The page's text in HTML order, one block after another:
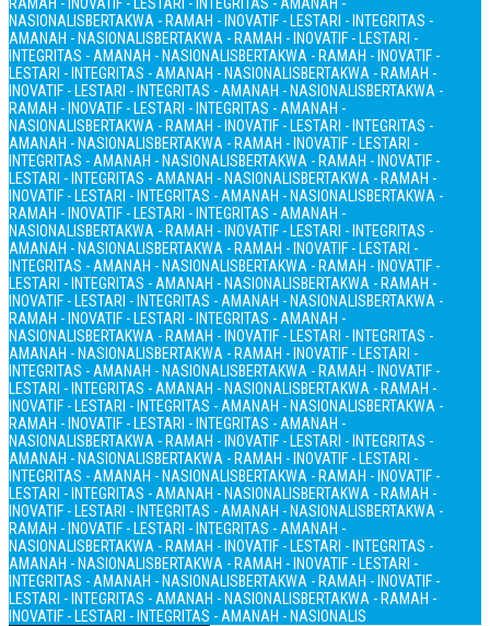
NASIONALISBERTAKWA - RAMAH - INOVATIF - LESTARI - INTEGRITAS -
AMANAH - NASIONALISBERTAKWA - RAMAH - INOVATIF - LESTARI -
INTEGRITAS - AMANAH - NASIONALISBERTAKWA - RAMAH - INOVATIF -
LESTARI - INTEGRITAS - AMANAH - NASIONALISBERTAKWA - RAMAH -
INOVATIF - LESTARI - INTEGRITAS - AMANAH - NASIONALISBERTAKWA -
RAMAH - INOVATIF - LESTARI - INTEGRITAS - AMANAH -
NASIONALISBERTAKWA - RAMAH - INOVATIF - LESTARI - INTEGRITAS -
AMANAH - NASIONALISBERTAKWA - RAMAH - INOVATIF - LESTARI -
INTEGRITAS - AMANAH - NASIONALISBERTAKWA - RAMAH - INOVATIF -
LESTARI - INTEGRITAS - AMANAH - NASIONALISBERTAKWA - RAMAH -
INOVATIF - LESTARI - INTEGRITAS - AMANAH - NASIONALISBERTAKWA -
RAMAH - INOVATIF - LESTARI - INTEGRITAS - AMANAH -
NASIONALISBERTAKWA - RAMAH - INOVATIF - LESTARI - INTEGRITAS -
AMANAH - NASIONALISBERTAKWA - RAMAH - INOVATIF - LESTARI -
INTEGRITAS - AMANAH - NASIONALISBERTAKWA - RAMAH - INOVATIF -
LESTARI - INTEGRITAS - AMANAH - NASIONALISBERTAKWA - RAMAH -
INOVATIF - LESTARI - INTEGRITAS - AMANAH - NASIONALISBERTAKWA -
RAMAH - INOVATIF - LESTARI - INTEGRITAS - AMANAH -
NASIONALISBERTAKWA - RAMAH - INOVATIF - LESTARI - INTEGRITAS -
AMANAH - NASIONALISBERTAKWA - RAMAH - INOVATIF - LESTARI -
INTEGRITAS - AMANAH - NASIONALISBERTAKWA - RAMAH - INOVATIF -
LESTARI - INTEGRITAS - AMANAH - NASIONALISBERTAKWA - RAMAH -
INOVATIF - LESTARI - INTEGRITAS - AMANAH - NASIONALISBERTAKWA -
RAMAH - INOVATIF - LESTARI - INTEGRITAS - AMANAH -
NASIONALISBERTAKWA - RAMAH - INOVATIF - LESTARI - INTEGRITAS -
AMANAH - NASIONALISBERTAKWA - RAMAH - INOVATIF - LESTARI -
INTEGRITAS - AMANAH - NASIONALISBERTAKWA - RAMAH - INOVATIF -
LESTARI - INTEGRITAS - AMANAH - NASIONALISBERTAKWA - RAMAH -
INOVATIF - LESTARI - INTEGRITAS - AMANAH - NASIONALISBERTAKWA -
RAMAH - INOVATIF - LESTARI - INTEGRITAS - AMANAH -
NASIONALISBERTAKWA - RAMAH - INOVATIF - LESTARI - INTEGRITAS -
AMANAH - NASIONALISBERTAKWA - RAMAH - INOVATIF - LESTARI -
INTEGRITAS - AMANAH - NASIONALISBERTAKWA - RAMAH - INOVATIF -
LESTARI - INTEGRITAS - AMANAH - NASIONALISBERTAKWA - RAMAH -
INOVATIF - LESTARI - INTEGRITAS - AMANAH - NASIONALIS